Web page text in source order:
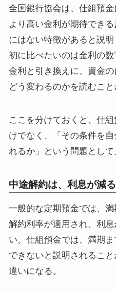
全国銀行協会は、仕組預
より高い金利が期待でき
にはない特徴があると説
初に比べたいのは金利の
金利と引き換えに、資金
どう変わるのかを読むこと
ここを分けておくと、仕
けでなく、「その条件を
れるか」という問題として
中途解約は、利息が減
一般的な定期預金では、
解約利率が適用され、利
い。仕組預金では、満期
できないと説明されるこ
違いになる。